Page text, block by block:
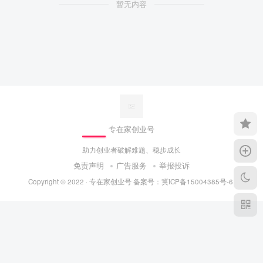
暂无内容
专在家创业号
助力创业者破解难题、稳步成长
免责声明 广告服务 举报投诉
Copyright © 2022 · 专在家创业号备案号： 冀ICP备15004385号-6